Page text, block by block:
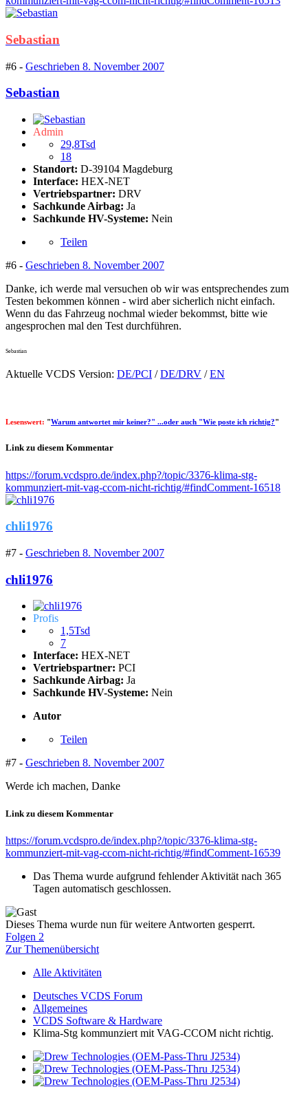
Sebastian
#6 - Geschrieben 8. November 2007
Sebastian
Admin
29,8Tsd
18
Standort: D-39104 Magdeburg
Interface: HEX-NET
Vertriebspartner: DRV
Sachkunde Airbag: Ja
Sachkunde HV-Systeme: Nein
Teilen
#6 - Geschrieben 8. November 2007
Danke, ich werde mal versuchen ob wir was entsprechendes zum
Testen bekommen können - wird aber sicherlich nicht einfach.
Wenn du das Fahrzeug nochmal wieder bekommst, bitte wie
angesprochen mal den Test durchführen.
Sebastian
Aktuelle VCDS Version: DE/PCI /DE/DRV /EN
Lesenswert: "Warum antwortet mir keiner?" ...oder auch "Wie poste ich richtig?"
Link zu diesem Kommentar
https://forum.vcdspro.de/index.php?/topic/3376-klima-stg-
kommunziert-mit-vag-ccom-nicht-richtig/#findComment-16518
chli1976
#7 - Geschrieben 8. November 2007
chli1976
Profis
1,5Tsd
7
Interface: HEX-NET
Vertriebspartner: PCI
Sachkunde Airbag: Ja
Sachkunde HV-Systeme: Nein
Autor
Teilen
#7 - Geschrieben 8. November 2007
Werde ich machen, Danke
Link zu diesem Kommentar
https://forum.vcdspro.de/index.php?/topic/3376-klima-stg-
kommunziert-mit-vag-ccom-nicht-richtig/#findComment-16539
Das Thema wurde aufgrund fehlender Aktivität nach 365
Tagen automatisch geschlossen.
Dieses Thema wurde nun für weitere Antworten gesperrt.
Folgen 2
Zur Themenübersicht
Alle Aktivitäten
Deutsches VCDS Forum
Allgemeines
VCDS Software & Hardware
Klima-Stg kommunziert mit VAG-CCOM nicht richtig.